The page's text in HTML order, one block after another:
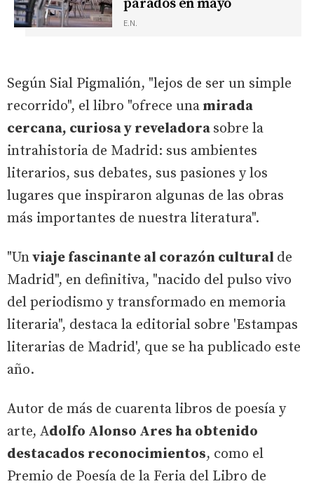
parados en mayo
E.N.
Según Sial Pigmalión, "lejos de ser un simple
recorrido", el libro "ofrece una mirada
cercana, curiosa y reveladora sobre la
intrahistoria de Madrid: sus ambientes
literarios, sus debates, sus pasiones y los
lugares que inspiraron algunas de las obras
más importantes de nuestra literatura".
"Unviaje fascinante al corazón cultural de
Madrid", en definitiva, "nacido del pulso vivo
del periodismo y transformado en memoria
literaria", destaca la editorial sobre 'Estampas
literarias de Madrid', que se ha publicado este
año.
Autor de más de cuarenta libros de poesía y
arte, Adolfo Alonso Ares ha obtenido
destacados reconocimientos, como el
Premio de Poesía de la Feria del Libro de